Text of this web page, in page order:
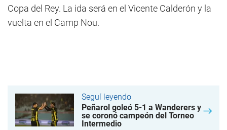
Copa del Rey. La ida será en el Vicente Calderón y la
vuelta en el Camp Nou.
Seguí leyendo
Peñarol goleó 5-1 a Wanderers y
se coronó campeón del Torneo
Intermedio